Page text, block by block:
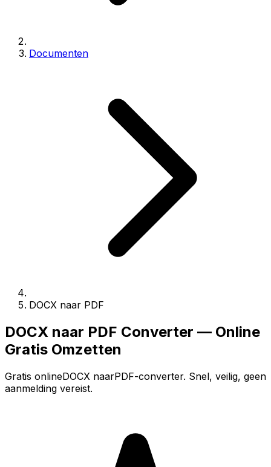
Documenten
DOCX naar PDF
DOCX naar PDF Converter — Online
Gratis Omzetten
Gratis onlineDOCX naarPDF-converter. Snel, veilig, geen
aanmelding vereist.